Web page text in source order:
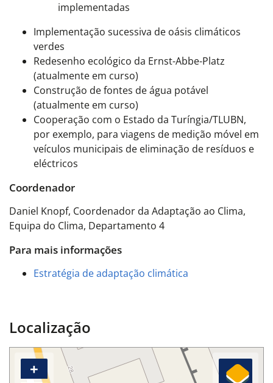
implementadas
Implementação sucessiva de oásis climáticos
verdes
Redesenho ecológico da Ernst-Abbe-Platz
(atualmente em curso)
Construção de fontes de água potável
(atualmente em curso)
Cooperação com o Estado da Turíngia/TLUBN,
por exemplo, para viagens de medição móvel em
veículos municipais de eliminação de resíduos e
eléctricos
Coordenador
Daniel Knopf, Coordenador da Adaptação ao Clima,
Equipa do Clima, Departamento 4
Para mais informações
Estratégia de adaptação climática
Localização
+